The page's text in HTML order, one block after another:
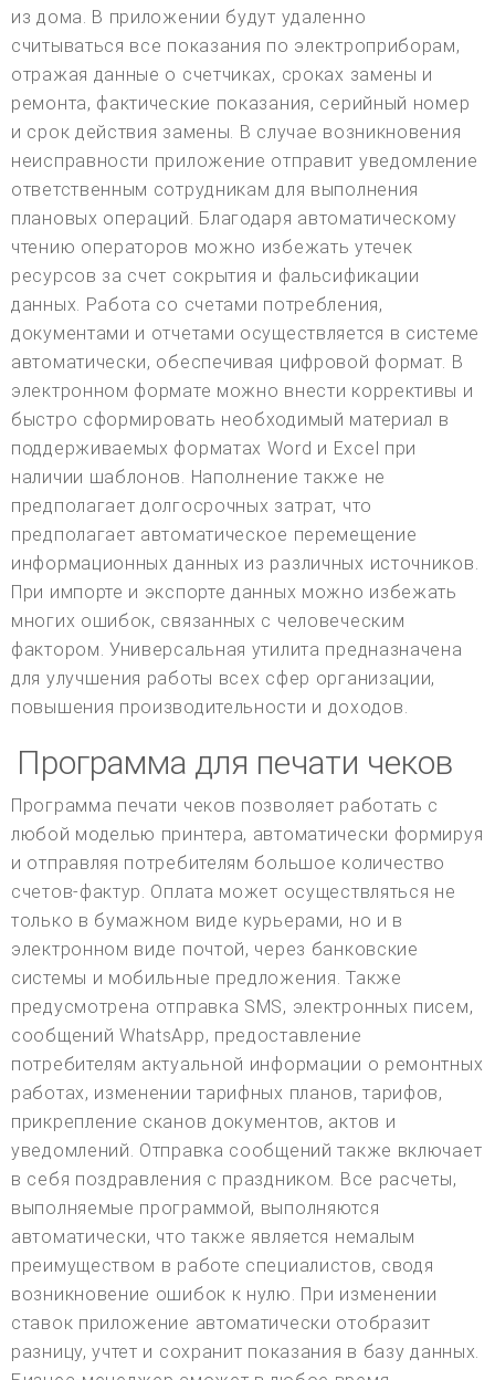
из дома. В приложении будут удаленно
считываться все показания по электроприборам,
отражая данные о счетчиках, сроках замены и
ремонта, фактические показания, серийный номер
и срок действия замены. В случае возникновения
неисправности приложение отправит уведомление
ответственным сотрудникам для выполнения
плановых операций. Благодаря автоматическому
чтению операторов можно избежать утечек
ресурсов за счет сокрытия и фальсификации
данных. Работа со счетами потребления,
документами и отчетами осуществляется в системе
автоматически, обеспечивая цифровой формат. В
электронном формате можно внести коррективы и
быстро сформировать необходимый материал в
поддерживаемых форматах Word и Excel при
наличии шаблонов. Наполнение также не
предполагает долгосрочных затрат, что
предполагает автоматическое перемещение
информационных данных из различных источников.
При импорте и экспорте данных можно избежать
многих ошибок, связанных с человеческим
фактором. Универсальная утилита предназначена
для улучшения работы всех сфер организации,
повышения производительности и доходов.
Программа для печати чеков
Программа печати чеков позволяет работать с
любой моделью принтера, автоматически формируя
и отправляя потребителям большое количество
счетов-фактур. Оплата может осуществляться не
только в бумажном виде курьерами, но и в
электронном виде почтой, через банковские
системы и мобильные предложения. Также
предусмотрена отправка SMS, электронных писем,
сообщений WhatsApp, предоставление
потребителям актуальной информации о ремонтных
работах, изменении тарифных планов, тарифов,
прикрепление сканов документов, актов и
уведомлений. Отправка сообщений также включает
в себя поздравления с праздником. Все расчеты,
выполняемые программой, выполняются
автоматически, что также является немалым
преимуществом в работе специалистов, сводя
возникновение ошибок к нулю. При изменении
ставок приложение автоматически отобразит
разницу, учтет и сохранит показания в базу данных.